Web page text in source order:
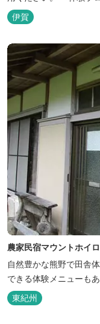
う！ ②忍者をめざそう！（入門・初級編） ③忍者の基礎体力づく
り！農業体験！ ④忍者
で忍道修行）
伊賀
農家民宿マウントホイロ
自然豊かな熊野で田舎
できる体験メニューも
東紀州